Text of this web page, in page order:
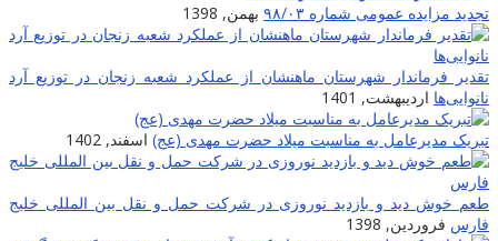
تجدید مزایده عمومی شماره ۹۸/۰۳
بهمن, 1398
تقدیر فرماندار شهرستان ماهنشان از عملکرد شعبه زنجان در توزیع آرد
نانوایی‌ها اردیبهشت, 1401
تبریک مدیرعامل به مناسبت میلاد حضرت مهدی (عج) اسفند, 1402
طعم خوش دید و بازدید نوروزی در شرکت حمل و نقل بین المللى خلیج
فارس فروردین, 1398